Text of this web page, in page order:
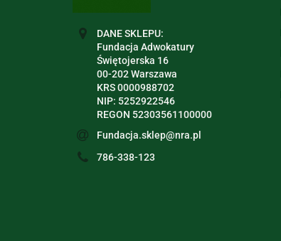
DANE SKLEPU:
Fundacja Adwokatury
Świętojerska 16
00-202 Warszawa
KRS 0000988702
NIP: 5252922546
REGON 52303561100000
Fundacja.sklep@nra.pl
786-338-123